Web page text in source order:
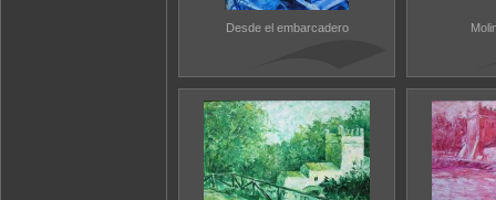
Desde el embarcadero